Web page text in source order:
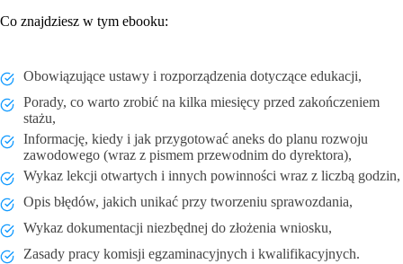
Co znajdziesz w tym ebooku:
Obowiązujące ustawy i rozporządzenia dotyczące edukacji,
Porady, co warto zrobić na kilka miesięcy przed zakończeniem
stażu,
Informację, kiedy i jak przygotować aneks do planu rozwoju
zawodowego (wraz z pismem przewodnim do dyrektora),
Wykaz lekcji otwartych i innych powinności wraz z liczbą godzin,
Opis błędów, jakich unikać przy tworzeniu sprawozdania,
Wykaz dokumentacji niezbędnej do złożenia wniosku,
Zasady pracy komisji egzaminacyjnych i kwalifikacyjnych.